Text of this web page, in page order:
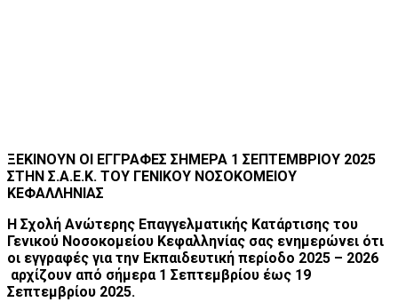
ΞΕΚΙΝΟΥΝ ΟΙ ΕΓΓΡΑΦΕΣ ΣΗΜΕΡΑ 1 ΣΕΠΤΕΜΒΡΙΟΥ 2025
ΣΤΗΝ Σ.Α.Ε.Κ. ΤΟΥ ΓΕΝΙΚΟΥ ΝΟΣΟΚΟΜΕΙΟΥ
ΚΕΦΑΛΛΗΝΙΑΣ
Η Σχολή Ανώτερης Επαγγελματικής Κατάρτισης του
Γενικού Νοσοκομείου Κεφαλληνίας σας ενημερώνει ότι
οι εγγραφές για την Εκπαιδευτική περίοδο 2025 – 2026
αρχίζουν από σήμερα 1 Σεπτεμβρίου έως 19
Σεπτεμβρίου 2025.